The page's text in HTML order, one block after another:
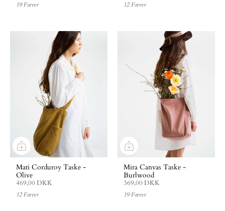
19 Farver 12 Farver
Mati Corduroy Taske -
Olive
469,00 DKK
12 Farver
Mira Canvas Taske -
Burlwood
369,00 DKK
19 Farver